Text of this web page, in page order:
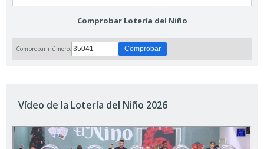
Comprobar Lotería del Niño
Comprobar número:
Vídeo de la Lotería del Niño 2026